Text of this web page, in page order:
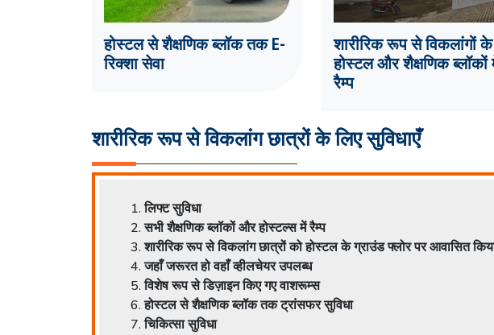
होस्टल से शैक्षणिक ब्लॉक तक E-
रिक्शा सेवा
शारीरिक रूप से विकलांगों
होस्टल और शैक्षणिक ब्लॉकों
रैम्प
शारीरिक रूप से विकलांग छात्रों के लिए सुविधाएँ
लिफ्ट सुविधा
सभी शैक्षणिक ब्लॉकों और होस्टल्स में रैम्प
शारीरिक रूप से विकलांग छात्रों को होस्टल के ग्राउंड फ्लोर पर आवासित
जहाँ जरूरत हो वहाँ व्हीलचेयर उपलब्ध
विशेष रूप से डिज़ाइन किए गए वाशरूम्स
होस्टल से शैक्षणिक ब्लॉक तक ट्रांसफर सुविधा
चिकित्सा सुविधा